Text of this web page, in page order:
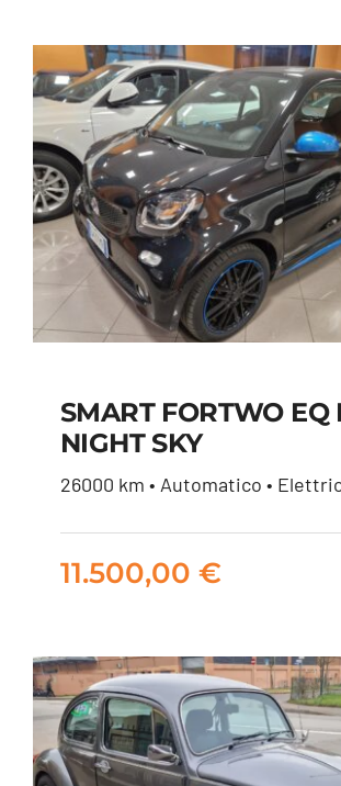
SMART
11.500,00
SMART FORTWO EQ
NIGHT SKY
26000 km • Automatico •
11.500,00 €